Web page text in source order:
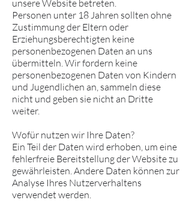
unsere Website betreten.
Personen unter 18 Jahren sollten ohne
Zustimmung der Eltern oder
Erziehungsberechtigten keine
personenbezogenen Daten an uns
übermitteln. Wir fordern keine
personenbezogenen Daten von Kindern
und Jugendlichen an, sammeln diese
nicht und geben sie nicht an Dritte
weiter.
Wofür nutzen wir Ihre Daten?
Ein Teil der Daten wird erhoben, um eine
fehlerfreie Bereitstellung der Website zu
gewährleisten. Andere Daten können zur
Analyse Ihres Nutzerverhaltens
verwendet werden.